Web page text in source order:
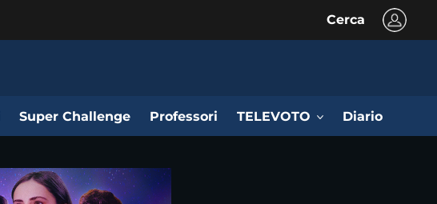
Cerca
Super Challenge Professori TELEVOTO Diario